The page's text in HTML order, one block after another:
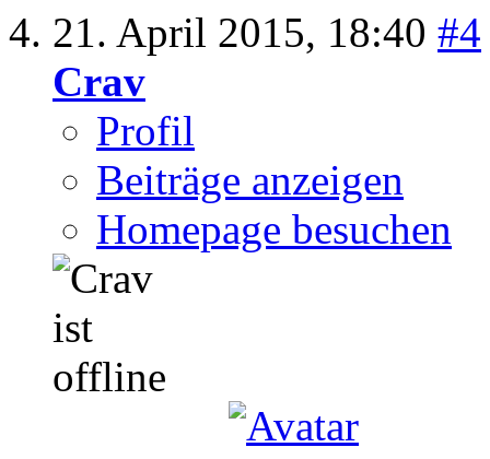
21. April 2015, 18:40 #4
Crav
Profil
Beiträge anzeigen
Homepage besuchen